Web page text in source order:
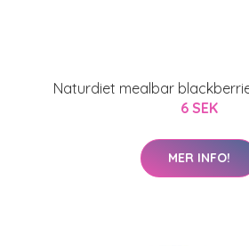
Naturdiet mealbar
6 SEK
MER INFO!